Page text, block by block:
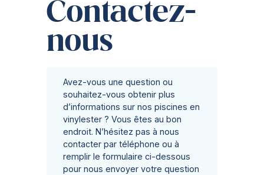
Contactez-
nous
Avez-vous une question ou
souhaitez-vous obtenir plus
d’informations sur nos piscines en
vinylester ? Vous êtes au bon
endroit. N’hésitez pas à nous
contacter par téléphone ou à
remplir le formulaire ci-dessous
pour nous envoyer votre question
Notre gamme
Garantie à vie
Production
Installation
Technologie
Technologie
Coque en vinylester
Volet automatique
Chauffage
Nage-à-contre-courant